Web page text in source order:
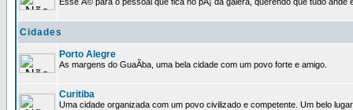
Cidades
Porto Alegre
As margens do GuaÃ­ba, uma bela cidade com um povo forte e amigo.
Curitiba
Uma cidade organizada com um povo civilizado e competente. Um belo